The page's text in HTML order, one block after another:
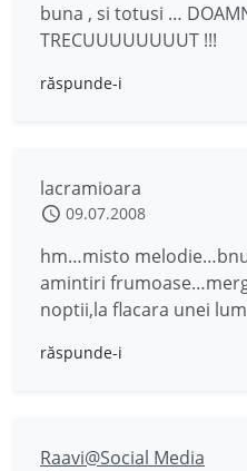
buna , si totusi …
TRECUUUUUUUUT !!!
răspunde-i
lacramioara
09.07.2008
hm…misto
amintiri
noptii,la flacara unei
răspunde-i
Raavi@Social Media